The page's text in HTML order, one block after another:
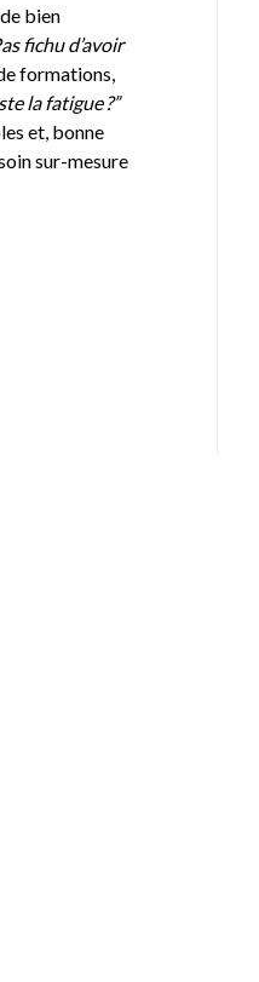
bien
fichu d’avoir
formations,
la fatigue ?”
et, bonne
sur-mesure